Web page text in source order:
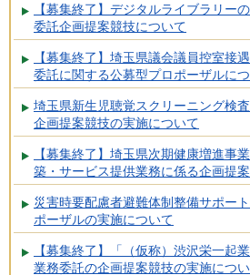
【募集終了】デジタルライブラリー
委託企画提案競技について
【募集終了】埼玉県議会議員控室接
委託に関する公募型プロポーザルに
埼玉県新生児聴覚スクリーニング検
企画提案競技の実施について
【募集終了】埼玉県次期健康増進事
築・サービス提供業務に係る企画提
災害時要配慮者避難体制整備サポー
ポーザルの実施について
【募集終了】「（仮称）渋沢栄一起
業務委託の企画提案競技の実施につ